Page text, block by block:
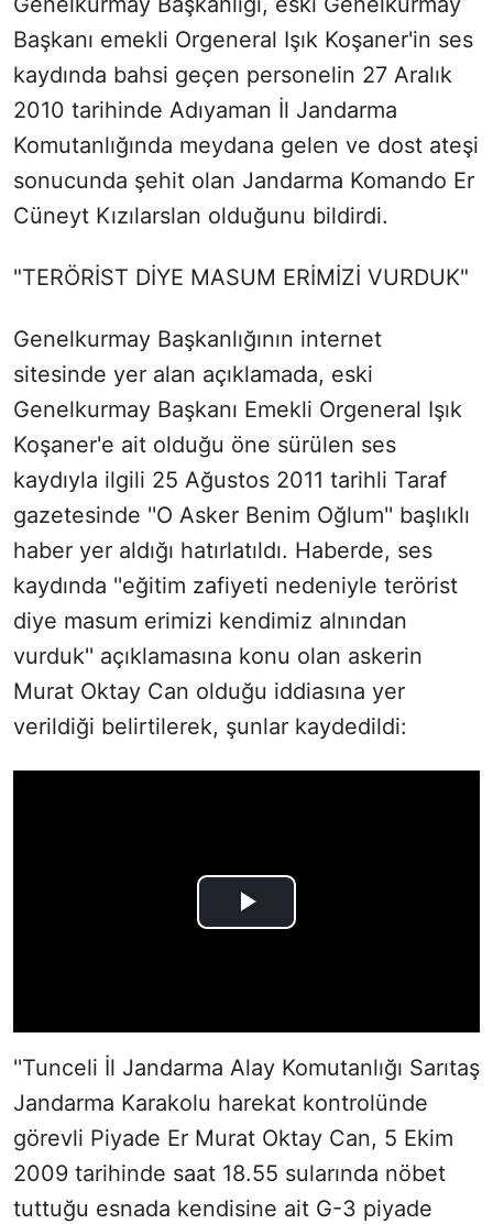
Başkanı emekli Orgeneral Işık Koşaner'in ses
kaydında bahsi geçen personelin 27 Aralık
2010 tarihinde Adıyaman İl Jandarma
Komutanlığında meydana gelen ve dost ateşi
sonucunda şehit olan Jandarma Komando Er
Cüneyt Kızılarslan olduğunu bildirdi.
"TERÖRİST DİYE MASUM ERİMİZİ VURDUK"
Genelkurmay Başkanlığının internet
sitesinde yer alan açıklamada, eski
Genelkurmay Başkanı Emekli Orgeneral Işık
Koşaner'e ait olduğu öne sürülen ses
kaydıyla ilgili 25 Ağustos 2011 tarihli Taraf
gazetesinde ''O Asker Benim Oğlum'' başlıklı
haber yer aldığı hatırlatıldı. Haberde, ses
kaydında ''eğitim zafiyeti nedeniyle terörist
diye masum erimizi kendimiz alnından
vurduk'' açıklamasına konu olan askerin
Murat Oktay Can olduğu iddiasına yer
verildiği belirtilerek, şunlar kaydedildi:
''Tunceli İl Jandarma Alay Komutanlığı Sarıtaş
Jandarma Karakolu harekat kontrolünde
görevli Piyade Er Murat Oktay Can, 5 Ekim
2009 tarihinde saat 18.55 sularında nöbet
tuttuğu esnada kendisine ait G-3 piyade